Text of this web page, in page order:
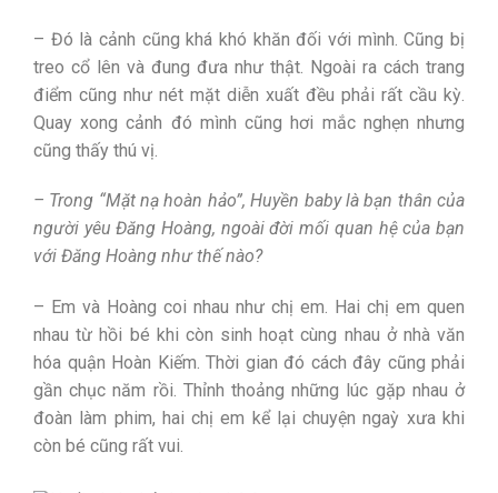
– Đó là cảnh cũng khá khó khăn đối với mình. Cũng bị
treo cổ lên và đung đưa như thật. Ngoài ra cách trang
điểm cũng như nét mặt diễn xuất đều phải rất cầu kỳ.
Quay xong cảnh đó mình cũng hơi mắc nghẹn nhưng
cũng thấy thú vị.
– Trong “Mặt nạ hoàn hảo”, Huyền baby là bạn thân của
người yêu Đăng Hoàng, ngoài đời mối quan hệ của bạn
với Đăng Hoàng như thế nào?
– Em và Hoàng coi nhau như chị em. Hai chị em quen
nhau từ hồi bé khi còn sinh hoạt cùng nhau ở nhà văn
hóa quận Hoàn Kiếm. Thời gian đó cách đây cũng phải
gần chục năm rồi. Thỉnh thoảng những lúc gặp nhau ở
đoàn làm phim, hai chị em kể lại chuyện ngaỳ xưa khi
còn bé cũng rất vui.